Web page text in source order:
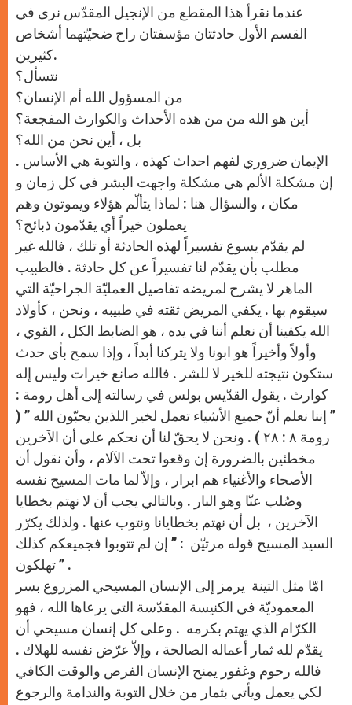
p
p
g
e
r
o
k
r
عندما نقرأ هذا المقطع من الإنجيل المقدّس نرى في
القسم الأول حادثتان مؤسفتان راح ضحيّتهما أشخاص
كثيرين.
نتسأل؟
من المسؤول الله أم الإنسان؟
أين هو الله من من هذه الأحداث والكوارث المفجعة؟
بل ، أين نحن من الله؟
الإيمان ضروري لفهم احداث كهذه ، والتوبة هي الأساس .
إن مشكلة الألم هي مشكلة واجهت البشر في كل زمان و
مكان ، والسؤال هنا : لماذا يتألّم هؤلاء ويموتون وهم
يعملون خيراً أي يقدّمون ذبائح؟
لم يقدّم يسوع تفسيراً لهذه الحادثة أو تلك ، فالله غير
مطلب بأن يقدّم لنا تفسيراً عن كل حادثة . فالطبيب
الماهر لا يشرح لمريضه تفاصيل العمليّة الجراحيّة التي
سيقوم بها . يكفي المريض ثقته في طبيبه ، ونحن ، كأولاد
الله يكفينا أن نعلم أننا في يده ، هو الضابط الكل ، القوي ،
وأولاً وأخيراً هو ابونا ولا يتركنا أبداً ، وإذا سمح بأي حدث
ستكون نتيجته للخير لا للشر . فالله صانع خيرات وليس إله
كوارث . يقول القدّيس بولس في رسالته إلى أهل رومة :
” إننا نعلم أنّ جميع الأشياء تعمل لخير اللذين يحبّون الله ” (
رومة ٨ : ٢٨ ) . ونحن لا يحقّ لنا أن نحكم على أن الآخرين
مخطئين بالضرورة إن وقعوا تحت الآلام ، وأن نقول أن
الأصحاء والأغنياء هم ابرار ، وإلاّ لما مات المسيح نفسه
وصُلب عنّا وهو البار . وبالتالي يجب أن لا نهتم بخطايا
الآخرين ، بل أن نهتم بخطايانا ونتوب عنها . ولذلك يكرّر
السيد المسيح قوله مرتيّن : ” إن لم تتوبوا فجميعكم كذلك
تهلكون ” .
امّا مثل التينة يرمز إلى الإنسان المسيحي المزروع بسر
المعموديّة في الكنيسة المقدّسة التي يرعاها الله ، فهو
الكرّام الذي يهتم بكرمه . وعلى كل إنسان مسيحي أن
يقدّم لله ثمار أعماله الصالحة ، وإلاّ عرّض نفسه للهلاك .
فالله رحوم وغفور يمنح الإنسان الفرص والوقت الكافي
لكي يعمل ويأتي بثمار من خلال التوبة والندامة والرجوع